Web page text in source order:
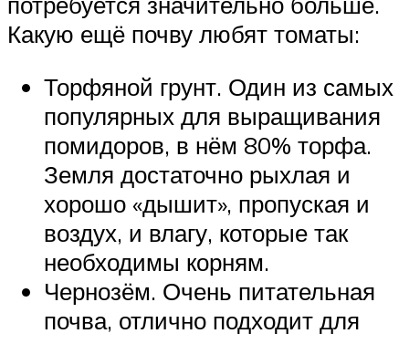
Какую ещё почву любят томаты:
Торфяной грунт. Один из самых
популярных для выращивания
помидоров, в нём 80% торфа.
Земля достаточно рыхлая и
хорошо «дышит», пропуская и
воздух, и влагу, которые так
необходимы корням.
Чернозём. Очень питательная
почва, отлично подходит для